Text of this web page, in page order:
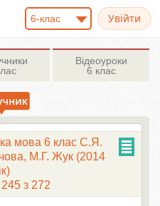
6-клас
Відеоуроки
6 клас
мова 6 клас С.Я.
М.Г. Жук (2014
з 272